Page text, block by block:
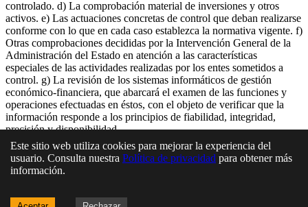
controlado. d) La comprobación material de inversiones y otros
activos. e) Las actuaciones concretas de control que deban realizarse
conforme con lo que en cada caso establezca la normativa vigente. f)
Otras comprobaciones decididas por la Intervención General de la
Administración del Estado en atención a las características
especiales de las actividades realizadas por los entes sometidos a
control. g) La revisión de los sistemas informáticos de gestión
económico-financiera, que abarcará el examen de las funciones y
operaciones efectuadas en éstos, con el objeto de verificar que la
información responde a los principios de fiabilidad, integridad,
precisión y disponibilidad.
En esta página
Artículo 34. Objetivo y competencias
Este sitio web utiliza cookies para mejorar la experiencia del
usuario. Consulta nuestra Política de privacidad para obtener más
información.